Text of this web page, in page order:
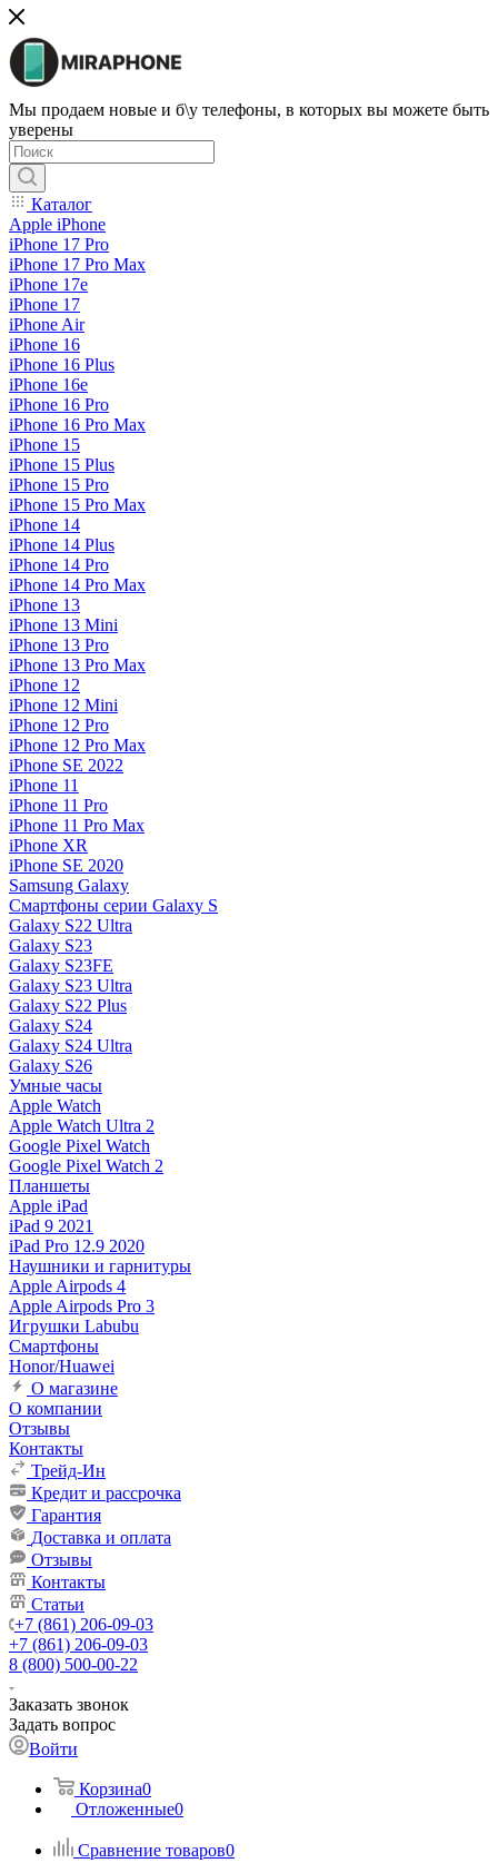
Мы продаем новые и б\у телефоны, в которых вы можете быть
уверены
Каталог
Apple iPhone
iPhone 17 Pro
iPhone 17 Pro Max
iPhone 17e
iPhone 17
iPhone Air
iPhone 16
iPhone 16 Plus
iPhone 16e
iPhone 16 Pro
iPhone 16 Pro Max
iPhone 15
iPhone 15 Plus
iPhone 15 Pro
iPhone 15 Pro Max
iPhone 14
iPhone 14 Plus
iPhone 14 Pro
iPhone 14 Pro Max
iPhone 13
iPhone 13 Mini
iPhone 13 Pro
iPhone 13 Pro Max
iPhone 12
iPhone 12 Mini
iPhone 12 Pro
iPhone 12 Pro Max
iPhone SE 2022
iPhone 11
iPhone 11 Pro
iPhone 11 Pro Max
iPhone XR
iPhone SE 2020
Samsung Galaxy
Смартфоны серии Galaxy S
Galaxy S22 Ultra
Galaxy S23
Galaxy S23FE
Galaxy S23 Ultra
Galaxy S22 Plus
Galaxy S24
Galaxy S24 Ultra
Galaxy S26
Умные часы
Apple Watch
Apple Watch Ultra 2
Google Pixel Watch
Google Pixel Watch 2
Планшеты
Apple iPad
iPad 9 2021
iPad Pro 12.9 2020
Наушники и гарнитуры
Apple Airpods 4
Apple Airpods Pro 3
Игрушки Labubu
Смартфоны
Honor/Huawei
О магазине
О компании
Отзывы
Контакты
Трейд-Ин
Кредит и рассрочка
Гарантия
Доставка и оплата
Отзывы
Контакты
Статьи
+7 (861) 206-09-03
+7 (861) 206-09-03
8 (800) 500-00-22
Заказать звонок
Задать вопрос
Войти
Корзина0
Отложенные0
Сравнение товаров0